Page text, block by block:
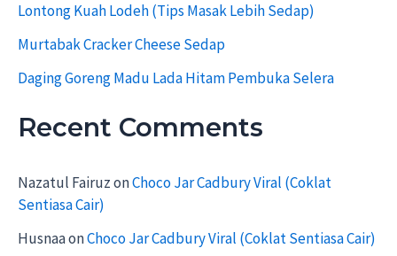
Lontong Kuah Lodeh (Tips Masak Lebih Sedap)
Murtabak Cracker Cheese Sedap
Daging Goreng Madu Lada Hitam Pembuka Selera
Recent Comments
Nazatul FairuzonChoco Jar Cadbury Viral (Coklat
Sentiasa Cair)
HusnaaonChoco Jar Cadbury Viral (Coklat Sentiasa Cair)